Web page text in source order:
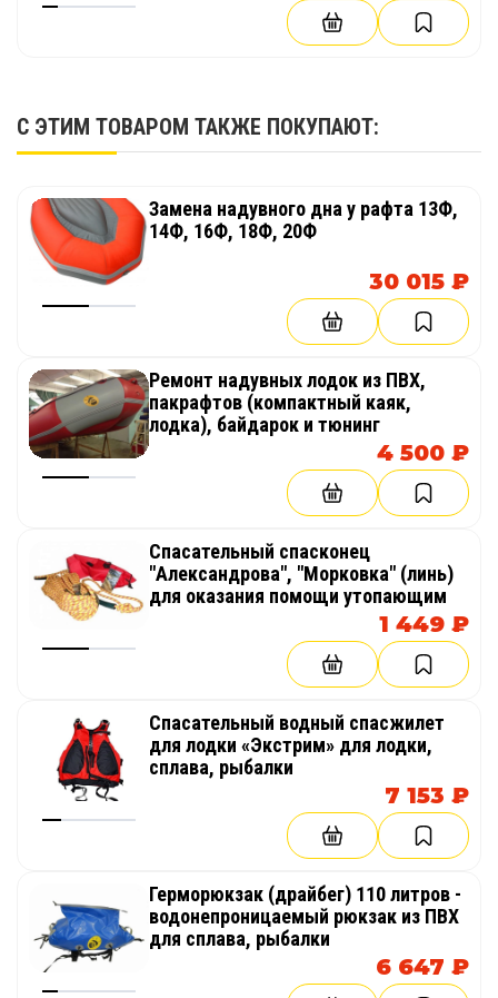
С ЭТИМ ТОВАРОМ ТАКЖЕ ПОКУПАЮТ:
Замена надувного дна у рафта 13Ф,
14Ф, 16Ф, 18Ф, 20Ф
30 015 ₽
Ремонт надувных лодок из ПВХ,
пакрафтов (компактный каяк,
лодка), байдарок и тюнинг
4 500 ₽
Спасательный спасконец
"Александрова", "Морковка" (линь)
для оказания помощи утопающим
1 449 ₽
Cпасательный водный спасжилет
для лодки «Экстрим» для лодки,
сплава, рыбалки
7 153 ₽
Герморюкзак (драйбег) 110 литров -
водонепроницаемый рюкзак из ПВХ
для сплава, рыбалки
6 647 ₽